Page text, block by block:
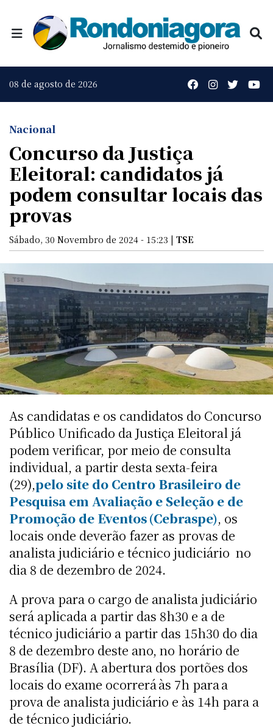
08 de agosto de 2026
Nacional
Concurso da Justiça
Eleitoral: candidatos já
podem consultar locais das
provas
Sábado, 30 Novembro de 2024 - 15:23 | TSE
As candidatas e os candidatos do Concurso
Público Unificado da Justiça Eleitoral já
podem verificar, por meio de consulta
individual, a partir desta sexta-feira
(29),pelo site do Centro Brasileiro de
Pesquisa em Avaliação e Seleção e de
Promoção de Eventos (Cebraspe), os
locais onde deverão fazer as provas de
analista judiciário e técnico judiciário no
dia 8 de dezembro de 2024.
A prova para o cargo de analista judiciário
será aplicada a partir das 8h30 e a de
técnico judiciário a partir das 15h30 do dia
8 de dezembro deste ano, no horário de
Brasília (DF). A abertura dos portões dos
locais do exame ocorrerá às 7h para a
prova de analista judiciário e às 14h para a
de técnico judiciário.